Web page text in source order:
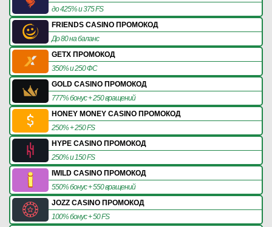
до 425% и 375 FS
FRIENDS CASINO ПРОМОКОД
До 80 на баланс
GETX ПРОМОКОД
350% и 250 ФС
GOLD CASINO ПРОМОКОД
777% бонус + 250 вращений
HONEY MONEY CASINO ПРОМОКОД
250% + 250 FS
HYPE CASINO ПРОМОКОД
250% и 150 FS
IWILD CASINO ПРОМОКОД
550% бонус + 550 вращений
JOZZ CASINO ПРОМОКОД
100% бонус + 50 FS